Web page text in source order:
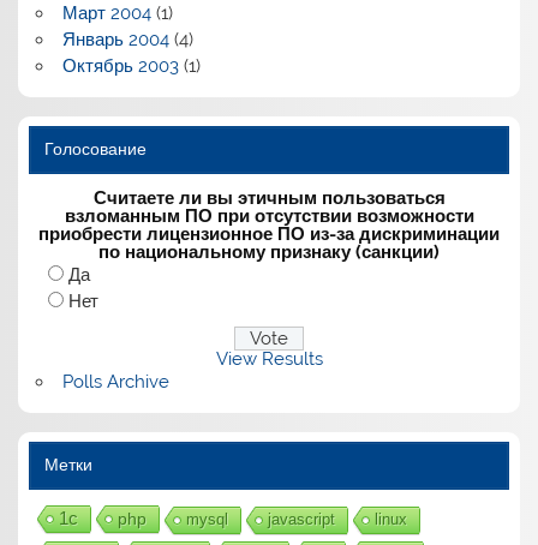
Март 2004(1)
Январь 2004(4)
Октябрь 2003(1)
Голосование
Считаете ли вы этичным пользоваться
взломанным ПО при отсутствии возможности
приобрести лицензионное ПО из-за дискриминации
по национальному признаку (санкции)
Да
Нет
View Results
Polls Archive
Метки
1с php mysql javascript linux